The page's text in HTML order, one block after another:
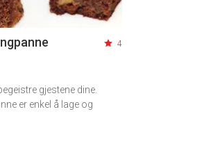
4
gjestene dine.
er enkel å lage og